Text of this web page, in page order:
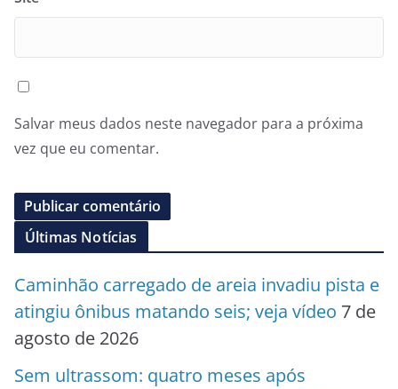
Salvar meus dados neste navegador para a próxima
vez que eu comentar.
Últimas Notícias
Caminhão carregado de areia invadiu pista e
atingiu ônibus matando seis; veja vídeo 7 de
agosto de 2026
Sem ultrassom: quatro meses após